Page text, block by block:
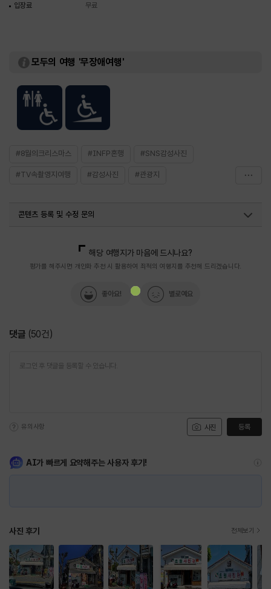
입장료
무료
모두의 여행 '무장애여행'
#8월의크리스마스 #INFP혼행 #SNS감성사진
#TV속촬영지여행 #감성사진 #관광지
#사진찍기좋은곳 #연인과함께
콘텐츠 등록 및 수정 문의
열린관광콘텐츠팀(열린관광-모두의여행)
033-738-3425
해당 여행지가 마음에 드시나요?
평가를 해주시면 개인화 추천 시 활용하여 최적의 여행지를 추천해 드리겠습니다.
좋아요! 별로예요
댓글 (50건)
사진
유의사항 등록
AI가 빠르게 요약해주는 사용자 후기!
사진 후기 전체보기